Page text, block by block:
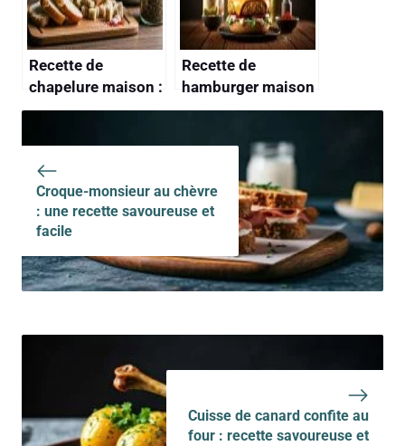
Recette de
chapelure maison :
astuces et
Recette de
hamburger maison
savoureux et facile
Croque-monsieur au chèvre
: une recette savoureuse et
facile
Cuisse de canard confite au
four : recette savoureuse et